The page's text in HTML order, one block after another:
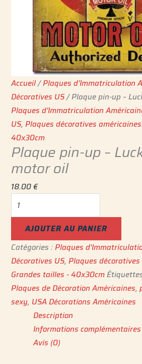
Accueil/Plaques d'Immatriculation
Décoratives US/ Plaque pin-up –
Plaques d'Immatriculation
US,Plaques décoratives
40x30cm
Plaque pin-up –
motor oil
18.00€
AJOUTER AU PANIER
Catégories :Plaques
Décoratives US,Plaques
Grandes tailles - 40x30cm
Plaques de Décoration Américaines,
sexy, USA Décorations Américaines
Description
Informations complémentaires
Avis (0)